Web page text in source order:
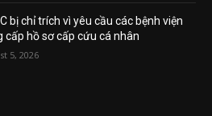
bị chỉ trích vì yêu cầu các bệnh viện
cấp hồ sơ cấp cứu cá nhân
5, 2026